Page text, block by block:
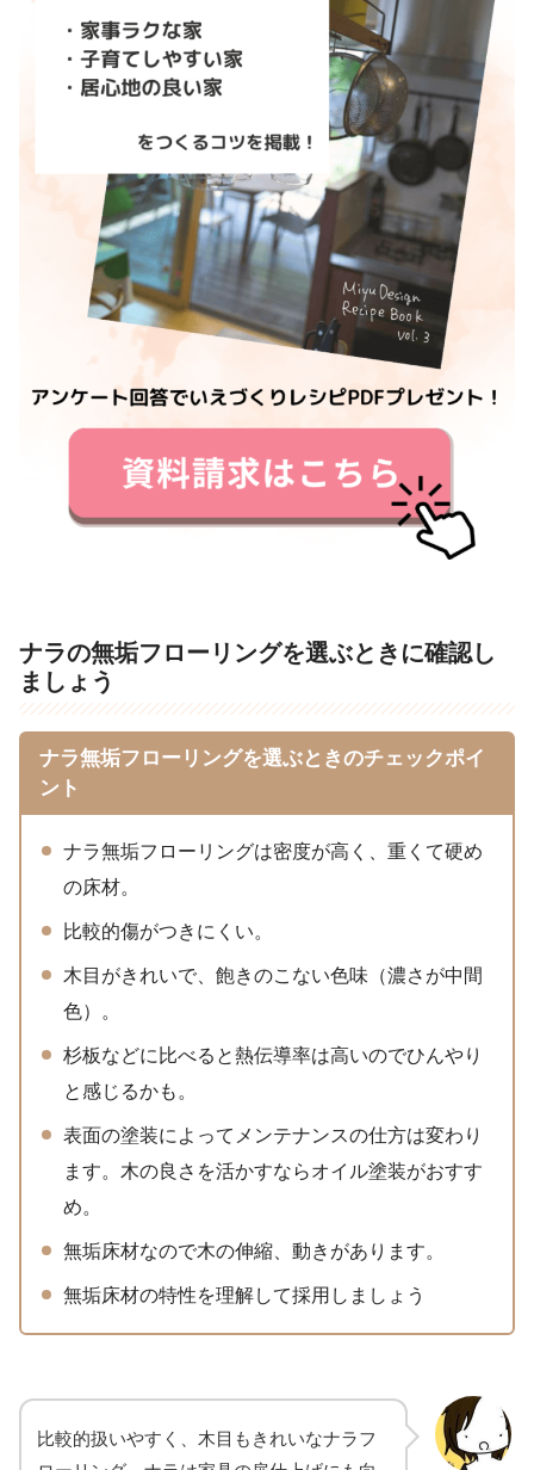
ナラの無垢フローリングを選ぶときに確認し
ましょう
ナラ無垢フローリングを選ぶときのチェックポイ
ント
ナラ無垢フローリングは密度が高く、重くて硬め
の床材。
比較的傷がつきにくい。
木目がきれいで、飽きのこない色味（濃さが中間
色）。
杉板などに比べると熱伝導率は高いのでひんやり
と感じるかも。
表面の塗装によってメンテナンスの仕方は変わり
ます。木の良さを活かすならオイル塗装がおすす
め。
無垢床材なので木の伸縮、動きがあります。
無垢床材の特性を理解して採用しましょう
比較的扱いやすく、木目もきれいなナラフ